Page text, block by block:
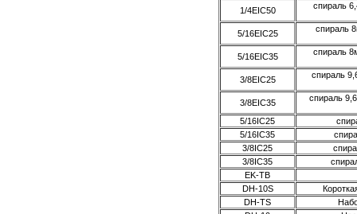
1/4EIC50 спираль
5/16EIC25 спираль
5/16EIC35 спираль
3/8EIC25 спираль
3/8EIC35 спираль
5/16IC25
5/16IC35
3/8IC25
3/8IC35
EK-TB
DH-10S
DH-TS